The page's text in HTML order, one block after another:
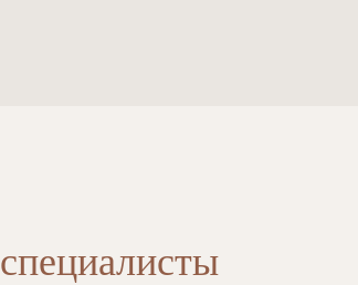
специалисты